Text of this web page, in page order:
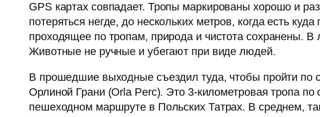
GPS картах совпадает. Тропы маркированы хорошо и
потеряться негде, до нескольких метров, когда есть
проходящее по тропам, природа и чистота сохранены. В
Животные не ручные и убегают при виде людей.
В прошедшие выходные съездил туда, чтобы пройти по
Орлиной Грани (Orla Perc). Это 3-километровая тропа
пешеходном маршруте в Польских Татрах. В среднем,